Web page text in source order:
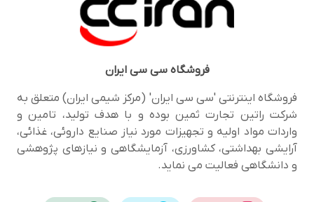
فروشگاهسی سی ایران
فروشگاه اینترنتی 'سی سی ایران' (مرکز شیمی ایران) متعلق به
شرکت راتین تجارت ثمین بوده و با هدف تولید، تامین و
واردات مواد اولیه و تجهیزات مورد نیاز صنایع داروئی، غذائی،
آرایشی بهداشتی، کشاورزی، آزمایشگاهی و نیازهای پژوهشی
و دانشگاهی فعالیت می نماید.